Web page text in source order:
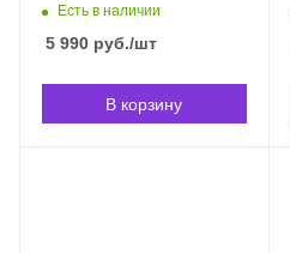
DA013 в Владивостоке
Есть в наличии
5 990 руб./шт
В корзину